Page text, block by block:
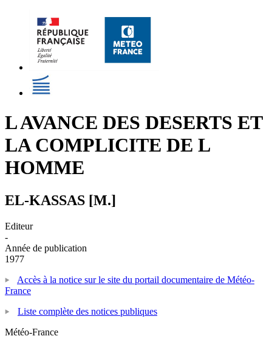
L AVANCE DES DESERTS ET
LA COMPLICITE DE L
HOMME
EL-KASSAS [M.]
Editeur
-
Année de publication
1977
Accès à la notice sur le site du portail documentaire de Météo-
France
Liste complète des notices publiques
Météo-France